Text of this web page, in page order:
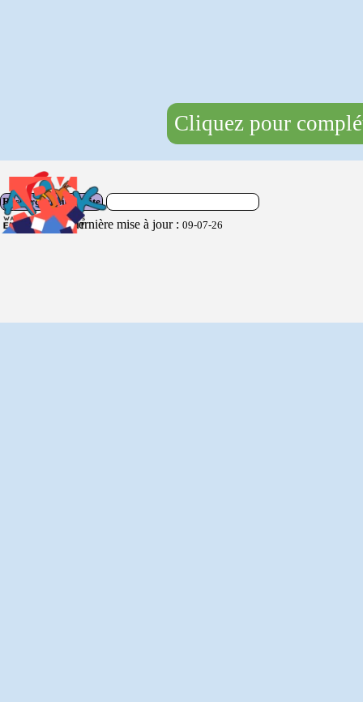
Cliquez pour
Rechercher sur le site
Dernière mise à jour : 09-07-26